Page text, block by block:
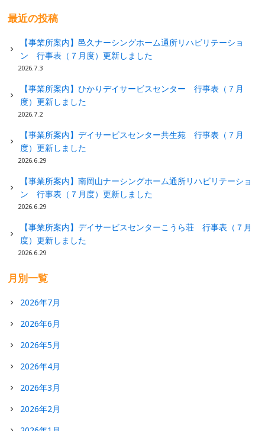
最近の投稿
【事業所案内】邑久ナーシングホーム通所リハビリテーショ
ン 行事表（７月度）更新しました
2026.7.3
【事業所案内】ひかりデイサービスセンター 行事表（７月
度）更新しました
2026.7.2
【事業所案内】デイサービスセンター共生苑 行事表（７月
度）更新しました
2026.6.29
【事業所案内】南岡山ナーシングホーム通所リハビリテーショ
ン 行事表（７月度）更新しました
2026.6.29
【事業所案内】デイサービスセンターこうら荘 行事表（７月
度）更新しました
2026.6.29
月別一覧
2026年7月
2026年6月
2026年5月
2026年4月
2026年3月
2026年2月